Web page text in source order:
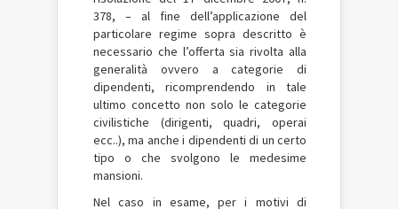
378, – al fine dell’applicazione del
particolare regime sopra descritto è
necessario che l’offerta sia rivolta alla
generalità ovvero a categorie di
dipendenti, ricomprendendo in tale
ultimo concetto non solo le categorie
civilistiche (dirigenti, quadri, operai
ecc..), ma anche i dipendenti di un certo
tipo o che svolgono le medesime
mansioni.
Nel caso in esame, per i motivi di